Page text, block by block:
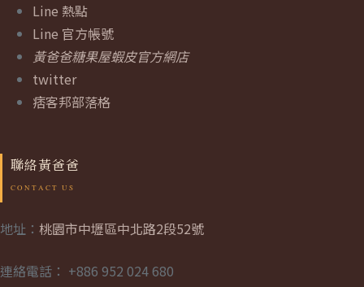
Line 熱點
Line 官方帳號
黃爸爸糖果屋蝦皮官方網店
twitter
痞客邦部落格
聯絡黃爸爸
地址： 桃園市中壢區中北路2段52號
連絡電話： +886 952 024 680